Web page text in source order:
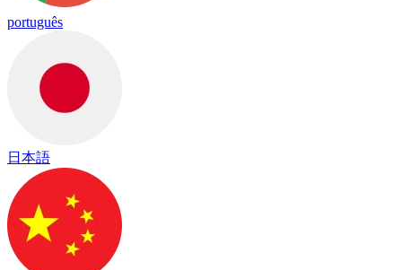
português
日本語